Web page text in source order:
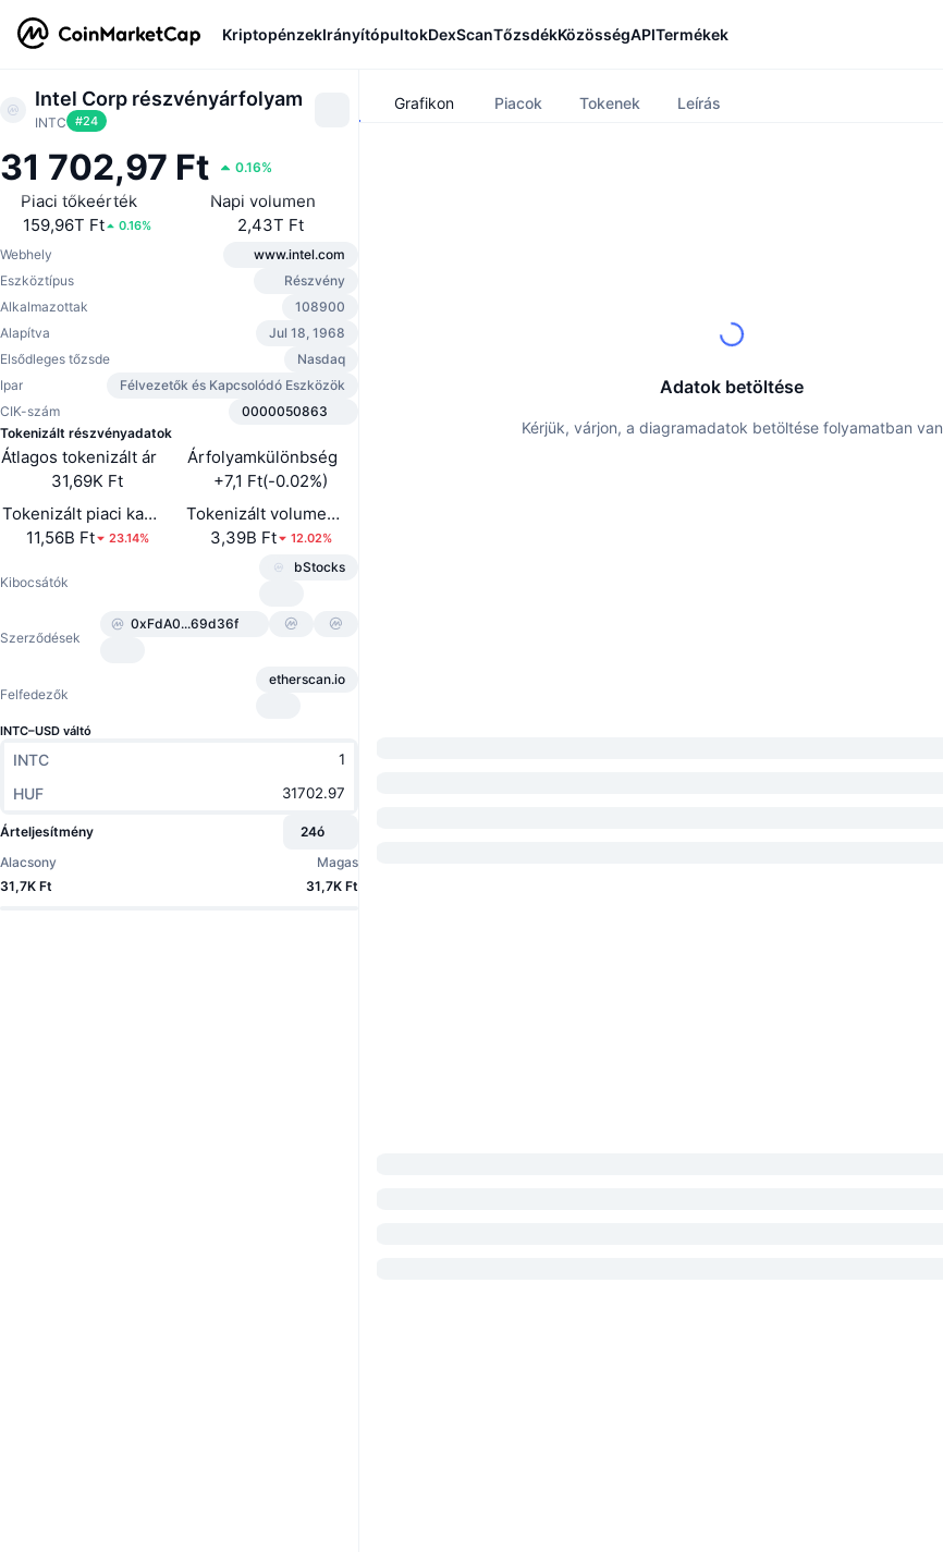
KriptopénzekIrányítópultokDexScanTőzsdékKözösségAPITermékek
Grafikon Piacok Tokenek Leírás
Intel Corp részvényárfolyam
INTC #24
31 702,97 Ft 0.16%
Piaci tőkeérték
159,96T Ft
0.16%
Napi volumen
2,43T Ft
Webhely
www.intel.com
Eszköztípus
Részvény
Alkalmazottak
108900
Alapítva
Jul 18, 1968
Elsődleges tőzsde
Nasdaq
Ipar
Félvezetők és Kapcsolódó Eszközök
CIK-szám
0000050863
Tokenizált részvényadatok
Átlagos tokenizált ár
31,69K Ft
Árfolyamkülönbség
+7,1 Ft(-0.02%)
Tokenizált piaci kapitalizáció
11,56B Ft
23.14%
Tokenizált volumen (24 óra)
3,39B Ft
12.02%
Kibocsátók
bStocks
Szerződések
0xFdA0...69d36f
Felfedezők
etherscan.io
INTC–USD váltó
INTC
HUF
Árteljesítmény
24ó
Alacsony
31,7K Ft
Magas
31,7K Ft
Adatok betöltése
Kérjük, várjon, a diagramadatok betöltése folyamatban van